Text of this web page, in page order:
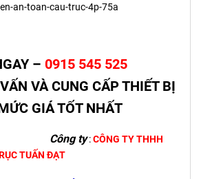
an-toan-cau-truc-4p-75a
– 0915 545 525
VÀ CUNG CẤP THIẾT BỊ
GIÁ TỐT NHẤT
Công ty:CÔNG TY THHH
TUẤN ĐẠT